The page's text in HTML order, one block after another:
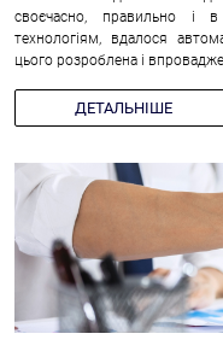
своєчасно, правильно і
технологіям, вдалося
цього розроблена і
ДЕТАЛЬНІШЕ